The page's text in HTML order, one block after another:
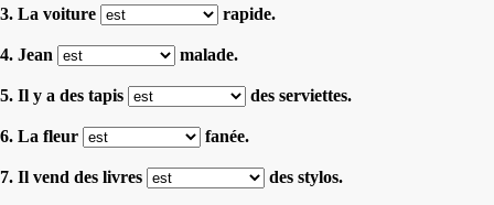
3. La voiture rapide.
4. Jean malade.
5. Il y a des tapis des serviettes.
6. La fleur fanée.
7. Il vend des livres des stylos.